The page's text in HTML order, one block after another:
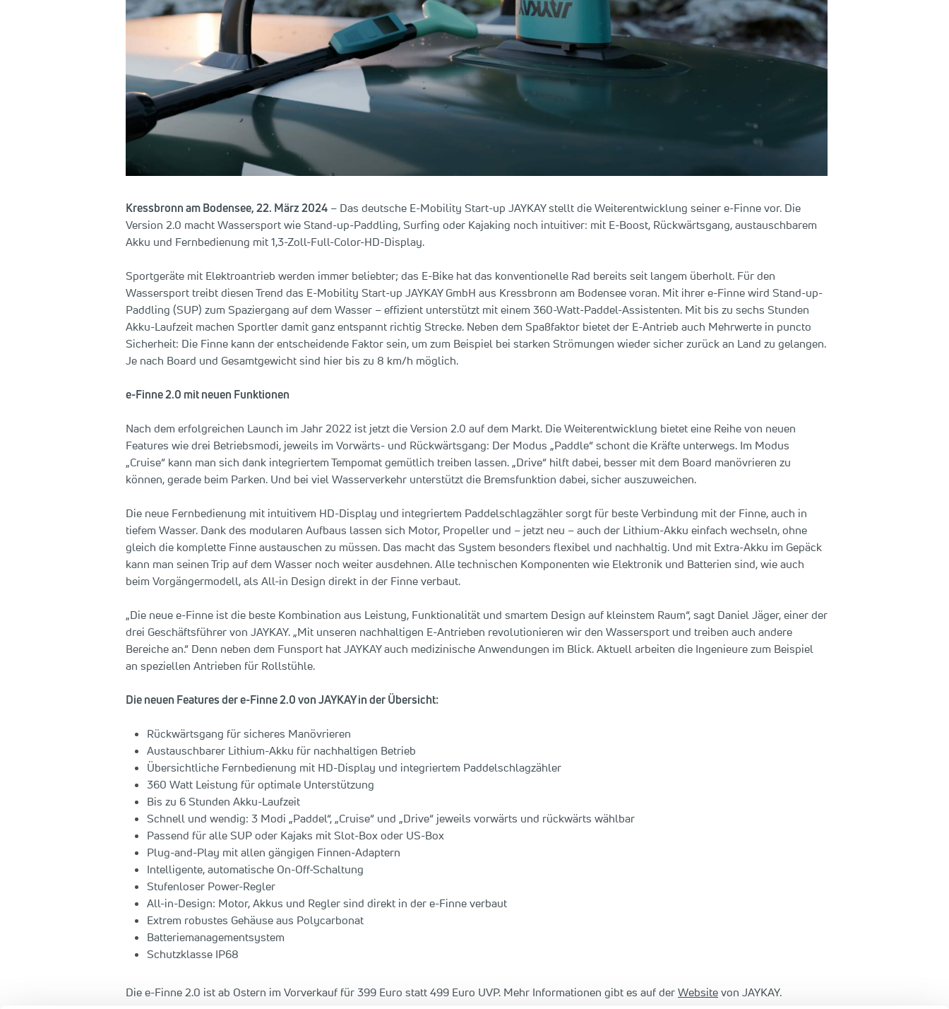
Kressbronn am Bodensee, 22. März 2024 – Das deutsche E-Mobility Start-up JAYKAY stellt die Weiterentwicklung seiner e-Finne vor. Die
Version 2.0 macht Wassersport wie Stand-up-Paddling, Surfing oder Kajaking noch intuitiver: mit E-Boost, Rückwärtsgang, austauschbarem
Akku und Fernbedienung mit 1,3-Zoll-Full-Color-HD-Display.
Sportgeräte mit Elektroantrieb werden immer beliebter; das E-Bike hat das konventionelle Rad bereits seit langem überholt. Für den
Wassersport treibt diesen Trend das E-Mobility Start-up JAYKAY GmbH aus Kressbronn am Bodensee voran. Mit ihrer e-Finne wird Stand-up-
Paddling (SUP) zum Spaziergang auf dem Wasser – effizient unterstützt mit einem 360-Watt-Paddel-Assistenten. Mit bis zu sechs Stunden
Akku-Laufzeit machen Sportler damit ganz entspannt richtig Strecke. Neben dem Spaßfaktor bietet der E-Antrieb auch Mehrwerte in puncto
Sicherheit: Die Finne kann der entscheidende Faktor sein, um zum Beispiel bei starken Strömungen wieder sicher zurück an Land zu gelangen.
Je nach Board und Gesamtgewicht sind hier bis zu 8 km/h möglich.
e-Finne 2.0 mit neuen Funktionen
Nach dem erfolgreichen Launch im Jahr 2022 ist jetzt die Version 2.0 auf dem Markt. Die Weiterentwicklung bietet eine Reihe von neuen
Features wie drei Betriebsmodi, jeweils im Vorwärts- und Rückwärtsgang: Der Modus „Paddle“ schont die Kräfte unterwegs. Im Modus
„Cruise“ kann man sich dank integriertem Tempomat gemütlich treiben lassen. „Drive“ hilft dabei, besser mit dem Board manövrieren zu
können, gerade beim Parken. Und bei viel Wasserverkehr unterstützt die Bremsfunktion dabei, sicher auszuweichen.
Die neue Fernbedienung mit intuitivem HD-Display und integriertem Paddelschlagzähler sorgt für beste Verbindung mit der Finne, auch in
tiefem Wasser. Dank des modularen Aufbaus lassen sich Motor, Propeller und – jetzt neu – auch der Lithium-Akku einfach wechseln, ohne
gleich die komplette Finne austauschen zu müssen. Das macht das System besonders flexibel und nachhaltig. Und mit Extra-Akku im Gepäck
kann man seinen Trip auf dem Wasser noch weiter ausdehnen. Alle technischen Komponenten wie Elektronik und Batterien sind, wie auch
beim Vorgängermodell, als All-in Design direkt in der Finne verbaut.
„Die neue e-Finne ist die beste Kombination aus Leistung, Funktionalität und smartem Design auf kleinstem Raum“, sagt Daniel Jäger, einer der
drei Geschäftsführer von JAYKAY. „Mit unseren nachhaltigen E-Antrieben revolutionieren wir den Wassersport und treiben auch andere
Bereiche an.“ Denn neben dem Funsport hat JAYKAY auch medizinische Anwendungen im Blick. Aktuell arbeiten die Ingenieure zum Beispiel
an speziellen Antrieben für Rollstühle.
Die neuen Features der e-Finne 2.0 von JAYKAY in der Übersicht:
Rückwärtsgang für sicheres Manövrieren
Austauschbarer Lithium-Akku für nachhaltigen Betrieb
Übersichtliche Fernbedienung mit HD-Display und integriertem Paddelschlagzähler
360 Watt Leistung für optimale Unterstützung
Bis zu 6 Stunden Akku-Laufzeit
Schnell und wendig: 3 Modi „Paddel“, „Cruise“ und „Drive“ jeweils vorwärts und rückwärts wählbar
Passend für alle SUP oder Kajaks mit Slot-Box oder US-Box
Plug-and-Play mit allen gängigen Finnen-Adaptern
Intelligente, automatische On-Off-Schaltung
Stufenloser Power-Regler
All-in-Design: Motor, Akkus und Regler sind direkt in der e-Finne verbaut
Extrem robustes Gehäuse aus Polycarbonat
Batteriemanagementsystem
Schutzklasse IP68
Die e-Finne 2.0 ist ab Ostern im Vorverkauf für 399 Euro statt 499 Euro UVP. Mehr Informationen gibt es auf der Website von JAYKAY.